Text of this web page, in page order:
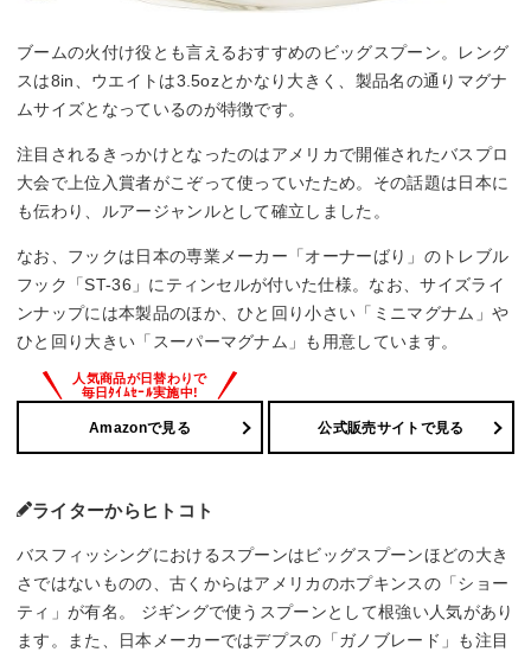
ブームの火付け役とも言えるおすすめのビッグスプーン。レング
スは8in、ウエイトは3.5ozとかなり大きく、製品名の通りマグナ
ムサイズとなっているのが特徴です。
注目されるきっかけとなったのはアメリカで開催されたバスプロ
大会で上位入賞者がこぞって使っていたため。その話題は日本に
も伝わり、ルアージャンルとして確立しました。
なお、フックは日本の専業メーカー「オーナーばり」のトレブル
フック「ST-36」にティンセルが付いた仕様。なお、サイズライ
ンナップには本製品のほか、ひと回り小さい「ミニマグナム」や
ひと回り大きい「スーパーマグナム」も用意しています。
Amazonで見る 公式販売サイトで見る
ライターからヒトコト
バスフィッシングにおけるスプーンはビッグスプーンほどの大き
さではないものの、古くからはアメリカのホプキンスの「ショー
ティ」が有名。 ジギングで使うスプーンとして根強い人気があり
ます。また、日本メーカーではデプスの「ガノブレード」も注目